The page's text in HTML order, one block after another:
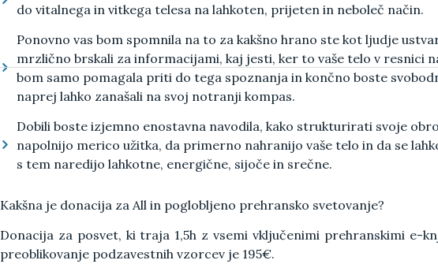
do vitalnega in vitkega telesa na lahkoten, prijeten in neboleč način.
Ponovno vas bom spomnila na to za kakšno hrano ste kot ljudje
mrzlično brskali za informacijami, kaj jesti, ker to vaše telo v resnici
bom samo pomagala priti do tega spoznanja in končno boste
naprej lahko zanašali na svoj notranji kompas.
Dobili boste izjemno enostavna navodila, kako strukturirati svoje
napolnijo merico užitka, da primerno nahranijo vaše telo in da se
s tem naredijo lahkotne, energične, sijoče in srečne.
Kakšna je donacija za All in poglobljeno prehransko svetovanje?
Donacija za posvet, ki traja 1,5h z vsemi vključenimi prehranskimi e-
preoblikovanje podzavestnih vzorcev je 195€.